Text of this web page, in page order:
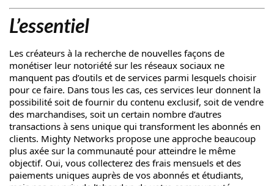
L’essentiel
Les créateurs à la recherche de nouvelles façons de
monétiser leur notoriété sur les réseaux sociaux ne
manquent pas d’outils et de services parmi lesquels choisir
pour ce faire. Dans tous les cas, ces services leur donnent la
possibilité soit de fournir du contenu exclusif, soit de vendre
des marchandises, soit un certain nombre d’autres
transactions à sens unique qui transforment les abonnés en
clients. Mighty Networks propose une approche beaucoup
plus axée sur la communauté pour atteindre le même
objectif. Oui, vous collecterez des frais mensuels et des
paiements uniques auprès de vos abonnés et étudiants,